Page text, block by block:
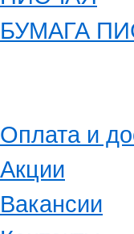
БУМАГА
Оплата и
Акции
Вакансии